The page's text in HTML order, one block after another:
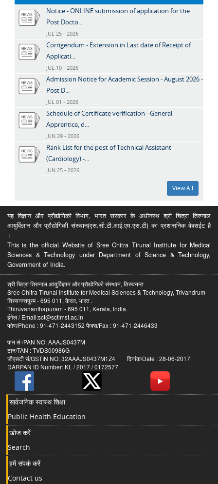
Notice - ONLINE submission of application for the
Post Docto...
JUL 25 - 2026
Corrigendum - Extension in Last date of Receipt of
Applicati...
JUL 10 - 2026
Admission Notice for Academic Session - August 2026 -
Post D...
JUL 01 - 2026
Schedule of Certificate verification - General
Apprentice, d...
JUN 29 - 2026
Rank List for the post of Technical Assistant
(Cardiology) -...
JUN 25 - 2026
View All
यह विज्ञान और प्रौद्योगिकी विभाग, भारत सरकार के अधीनस्थ श्री चित्रा तिरुनाल
आयुर्विज्ञान और प्रौद्योगिकी संस्थान(एस.सी.टी.आई.एम.एस.टी) का प्रशासनिक वेबसईट है
।
This is the official Website of Sree Chitra Tirunal Institute for Medical
Sciences & Technology under Department of Science & Technology,
Government of India.
श्री चित्रा तिरुनाल आयुर्विज्ञान और प्रौद्योगिकी संस्थान, तिरुवनन्त
Sree Chitra Tirunal Institute for Medical Sciences & Technology, Trivandrum
तिरुवनन्तपुरम - 695 011, केरल, भारत .
Thiruvananthapuram - 695 011, Kerala, India.
ईमेल / Email:sct@sctimst.ac.in
फोण/Phone : 91-471-2443152 फैक्स/Fax : 91-471-2446433
पान सं /PAN NO: AAAJS0437M
टान/TAN : TVDS00986G
जीएसटी सं/GSTIN NO: 32AAAJS0437M1Z4 दिनांक/Date : 28-06-2017
DARPAN ID Number: KL / 2017 / 0172577
सार्वजनिक स्वास्थ शिक्षा
Public Health Education
खोज करें
Search
हमें संपर्क करें
Contact us